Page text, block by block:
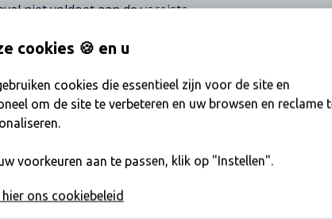
niet voldoet aan de vereiste
van tewerkstelling”, dan geldt
dezelfde premie.
alle of een deel van de
diefstal of accidentele schade
cookies 🍪 en u
cookies die essentieel zijn voor de site en
om de site te verbeteren en uw browsen en reclame
voorkeuren aan te passen, klik op "Instellen".
hier ons cookiebeleid